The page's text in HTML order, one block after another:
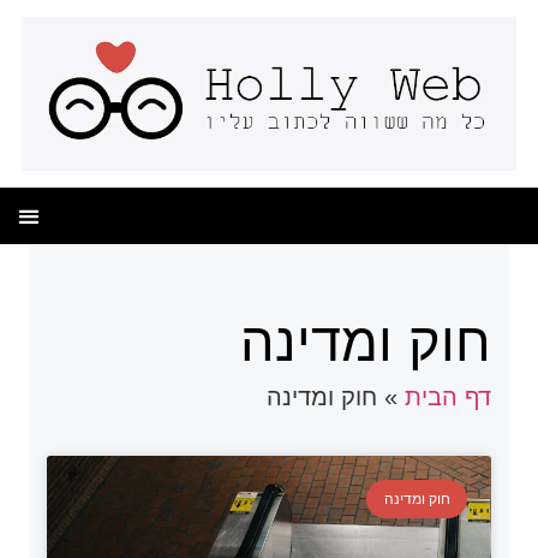
חוק ומדינה
דף הבית » חוק ומדינה
חוק ומדינה